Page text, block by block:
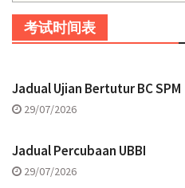
考试时间表
Jadual Ujian Bertutur BC SPM
29/07/2026
Jadual Percubaan UBBI
29/07/2026